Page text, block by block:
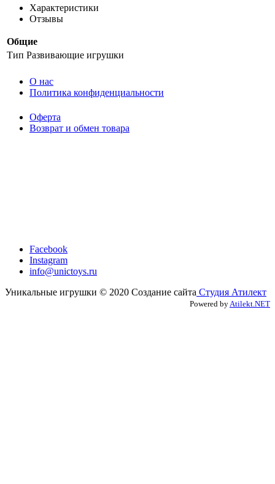
Характеристики
Отзывы
Общие
Тип Развивающие игрушки
O нас
Политика конфиденциальности
Оферта
Возврат и обмен товара
Facebook
Instagram
info@unictoys.ru
Уникальные игрушки © 2020 Создание сайта Студия Атилект
Powered by Atilekt.NET